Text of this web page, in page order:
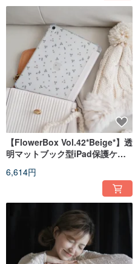
【FlowerBox Vol.42*Beige*】透
明マットブック型iPad保護ケー
6,614円